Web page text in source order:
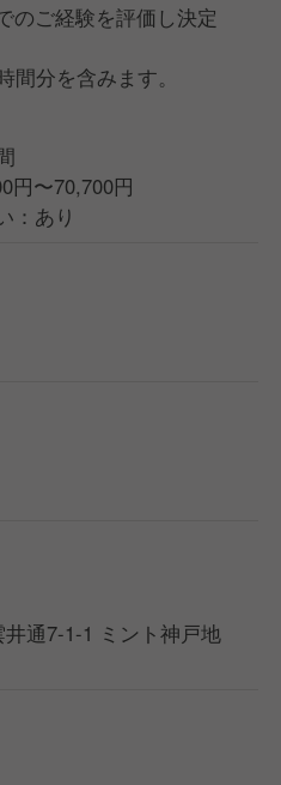
のご経験を評価し決定
間分を含みます。
円〜70,700円
：あり
通7-1-1 ミント神戸地